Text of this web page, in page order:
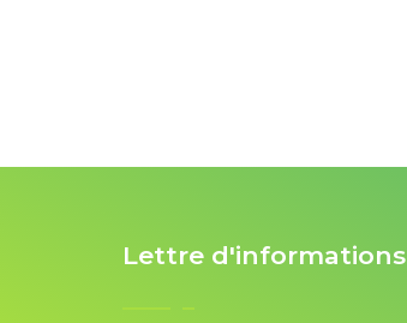
Lettre d'informations